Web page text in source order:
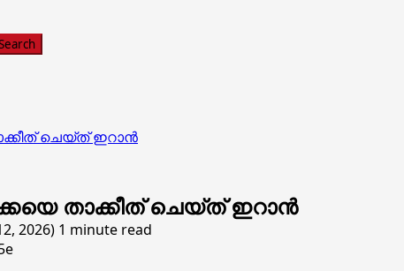
ചെയ്ത് ഇറാൻ
താക്കീത് ചെയ്ത് ഇറാൻ
2026) 1 minute read